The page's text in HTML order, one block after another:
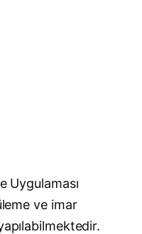
Uygulaması
ve imar